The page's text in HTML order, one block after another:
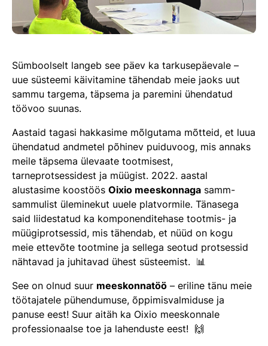
Sümboolselt langeb see päev ka tarkusepäevale –
uue süsteemi käivitamine tähendab meie jaoks uut
sammu targema, täpsema ja paremini ühendatud
töövoo suunas.
Aastaid tagasi hakkasime mõlgutama mõtteid, et luua
ühendatud andmetel põhinev puiduvoog, mis annaks
meile täpsema ülevaate tootmisest,
tarneprotsessidest ja müügist. 2022. aastal
alustasime koostöös Oixio meeskonnaga samm-
sammulist üleminekut uuele platvormile. Tänasega
said liidestatud ka komponenditehase tootmis- ja
müügiprotsessid, mis tähendab, et nüüd on kogu
meie ettevõte tootmine ja sellega seotud protsessid
nähtavad ja juhitavad ühest süsteemist. 📊
See on olnud suur meeskonnatöö – eriline tänu meie
töötajatele pühendumuse, õppimisvalmiduse ja
panuse eest! Suur aitäh ka Oixio meeskonnale
professionaalse toe ja lahenduste eest! 🙌